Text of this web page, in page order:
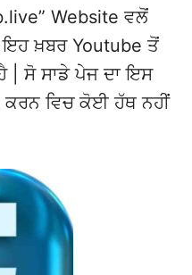
Website ਵਲੋਂ
ਇਹ ਖ਼ਬਰ Youtube ਤੋਂ
ਹੈ | ਸੋ ਸਾਡੇ ਪੇਜ ਦਾ ਇਸ
ਕਰਨ ਵਿਚ ਕੋਈ ਹੱਥ ਨਹੀਂ